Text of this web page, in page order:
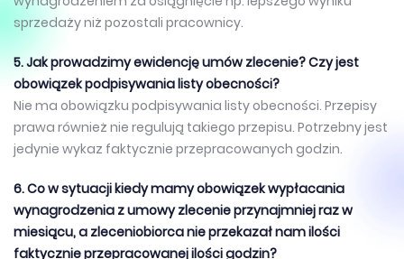
sprzedaży niż pozostali pracownicy.
5. Jak prowadzimy ewidencję umów zlecenie? Czy jest
obowiązek podpisywania listy obecności?
Nie ma obowiązku podpisywania listy obecności. Przepisy
prawa również nie regulują takiego przepisu. Potrzebny jest
jedynie wykaz faktycznie przepracowanych godzin.
6. Co w sytuacji kiedy mamy obowiązek wypłacania
wynagrodzenia z umowy zlecenie przynajmniej raz w
miesiącu, a zleceniobiorca nie przekazał nam ilości
faktycznie przepracowanej ilości godzin?